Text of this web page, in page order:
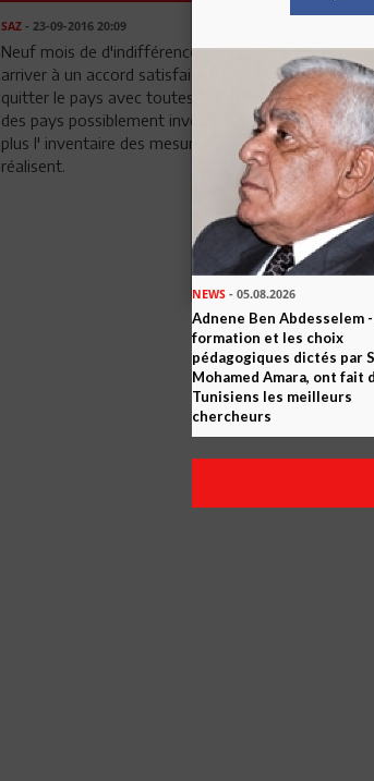
SAZ- 23-09-2016 20:09
Neuf mois de d'indifférence confinant au mépris
arriver à un accord satisfaisant toutes leurs
quitter le pays avec toutes les conséquences que
des pays possiblement investisseurs et les
plus l' inventaire des mesures qui seront prises me
réalisent.
NEWS - 05.08.2026
Adnene Ben Abdesselem -
formation et les choix
pédagogiques dictés par
Mohamed Amara, ont fait
Tunisiens les meilleurs
chercheurs